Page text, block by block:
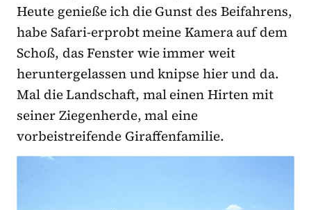
Heute genieße ich die Gunst des Beifahrens,
habe Safari-erprobt meine Kamera auf dem
Schoß, das Fenster wie immer weit
heruntergelassen und knipse hier und da.
Mal die Landschaft, mal einen Hirten mit
seiner Ziegenherde, mal eine
vorbeistreifende Giraffenfamilie.